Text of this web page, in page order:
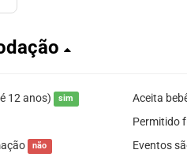
12 anos) sim Aceita
Permitido
não Eventos